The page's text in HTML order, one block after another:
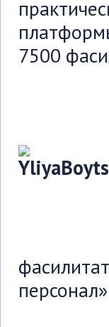
7500
персонал»